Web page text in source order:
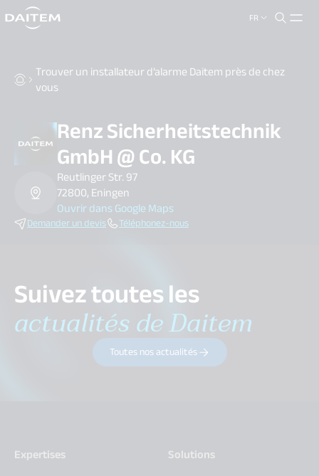
FR
search.label
Trouver un installateur d’alarme Daitem près de chez
vous
Renz Sicherheitstechnik
GmbH @ Co. KG
Reutlinger Str. 97
72800, Eningen
Ouvrir dans Google Maps
Demander un devis Téléphonez-nous
Suivez toutes les
actualités de Daitem
Toutes nos actualités
Expertises
Solutions